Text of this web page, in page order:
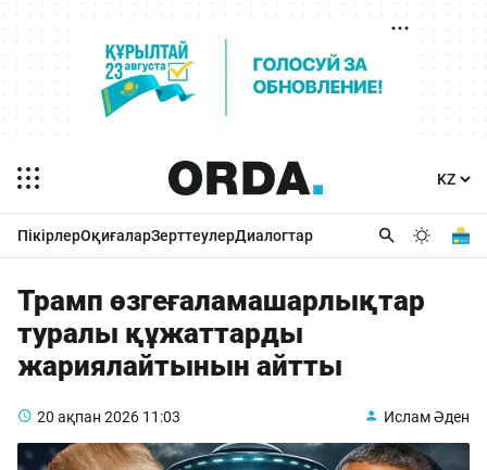
ПікірлерОқиғаларЗерттеулерДиалогтар
Трамп өзгеғаламашарлықтар
туралы құжаттарды
жариялайтынын айтты
20 ақпан 2026 11:03 Ислам Әден